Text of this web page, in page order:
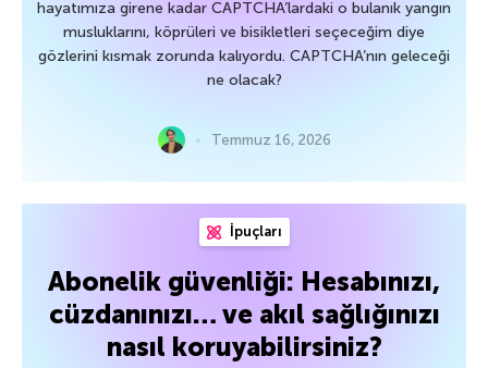
hayatımıza girene kadar CAPTCHA’lardaki o bulanık yangın
musluklarını, köprüleri ve bisikletleri seçeceğim diye
gözlerini kısmak zorunda kalıyordu. CAPTCHA’nın geleceği
ne olacak?
Temmuz 16, 2026
İpuçları
Abonelik güvenliği: Hesabınızı,
cüzdanınızı… ve akıl sağlığınızı
nasıl koruyabilirsiniz?